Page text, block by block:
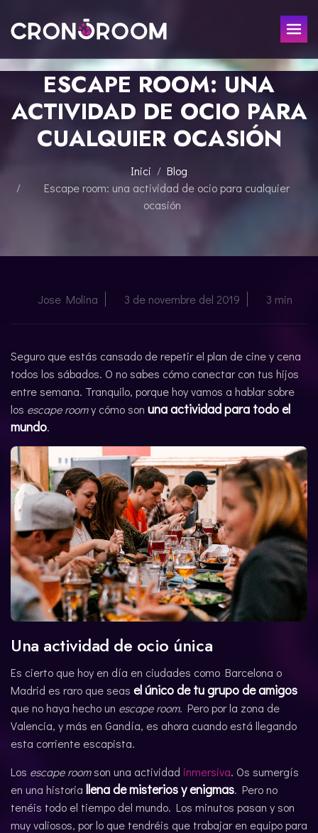
ESCAPE ROOM
EL TRESOR DEL JAGUAR
CRONODETECTIVES
LABORATORI JURÀSSIC
LA LLEGENDA DEL SAMURAI
PER A XIQUETS
ESDEVENIMENTS
ESCAPE ROOM: UNA
ACTIVIDAD DE OCIO PARA
CUALQUIER OCASIÓN
Inici
Blog
Escape room: una actividad de ocio para cualquier
ocasión
Jose Molina 3 de novembre del 2019 3 min
Seguro que estás cansado de repetir el plan de cine y cena
todos los sábados. O no sabes cómo conectar con tus hijos
entre semana. Tranquilo, porque hoy vamos a hablar sobre
los escape roomy cómo son una actividad para todo el
mundo.
Una actividad de ocio única
Es cierto que hoy en día en ciudades como Barcelona o
Madrid es raro que seas el único de tu grupo de amigos
que no haya hecho un escape room. Pero por la zona de
Valencia, y más en Gandía, es ahora cuando está llegando
esta corriente escapista.
Los escape roomson una actividad inmersiva. Os sumergís
en una historia llena de misterios y enigmas. Pero no
tenéis todo el tiempo del mundo. Los minutos pasan y son
muy valiosos, por lo que tendréis que trabajar en equipo para